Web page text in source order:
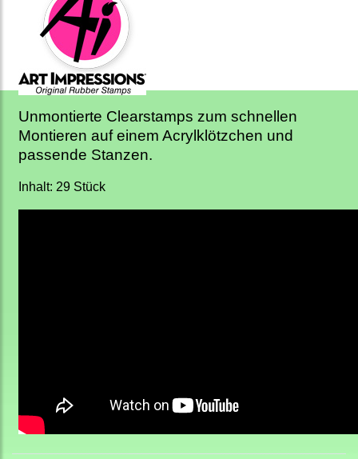
Unmontierte Clearstamps zum schnellen
Montieren auf einem Acrylklötzchen und
passende Stanzen.
Inhalt: 29 Stück